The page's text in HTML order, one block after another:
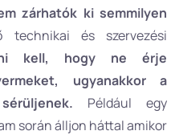
zárhatók ki semmilyen
technikai és szervezési
kell, hogy ne érje
ugyanakkor a
Például egy
során álljon háttal amikor